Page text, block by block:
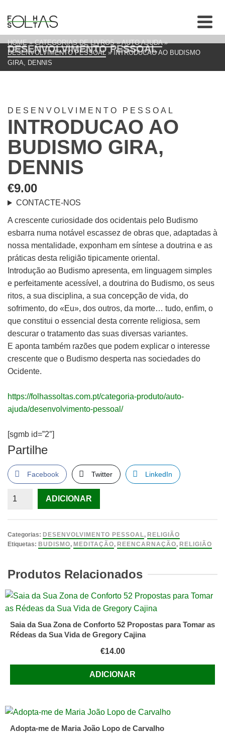
DESENVOLVIMENTO PESSOAL
HOME » CATEGORIAS DE LIVROS » AUTO AJUDA »
DESENVOLVIMENTO PESSOAL »
INTRODUCAO AO BUDISMO
GIRA, DENNIS
DESENVOLVIMENTO PESSOAL
INTRODUCAO AO
BUDISMO GIRA,
DENNIS
€9.00
CONTACTE-NOS
A crescente curiosidade dos ocidentais pelo Budismo
esbarra numa notável escassez de obras que, adaptadas à
nossa mentalidade, exponham em síntese a doutrina e as
práticas desta religião tipicamente oriental.
Introdução ao Budismo apresenta, em linguagem simples
e perfeitamente acessível, a doutrina do Budismo, os seus
ritos, a sua disciplina, a sua concepção de vida, do
sofrimento, do «Eu», dos outros, da morte… tudo, enfim, o
que constitui o essencial desta corrente religiosa, sem
descurar o tratamento das suas diversas variantes.
E aponta também razões que podem explicar o interesse
crescente que o Budismo desperta nas sociedades do
Ocidente.
https://folhassoltas.com.pt/categoria-produto/auto-
ajuda/desenvolvimento-pessoal/
[sgmb id=”2″]
Partilhe
Facebook Twitter LinkedIn
Quantidade
AO
BUDISMO
DENNIS
ADICIONAR
Categorias: DESENVOLVIMENTO PESSOAL, RELIGIÃO
Etiquetas: BUDISMO, MEDITAÇÃO, REENCARNAÇÃO, RELIGIÃO
Produtos Relacionados
Saia da Sua Zona de Conforto 52 Propostas para Tomar as
Rédeas da Sua Vida de Gregory Cajina
€14.00
ADICIONAR
Adopta-me de Maria João Lopo de Carvalho